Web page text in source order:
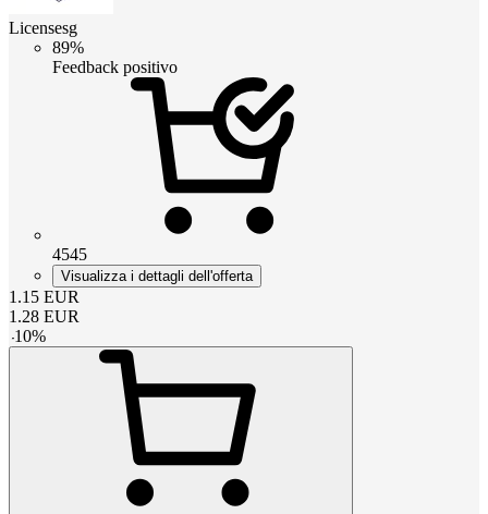
Licensesg
89%
Feedback positivo
4545
Visualizza i dettagli dell'offerta
1.15 EUR
1.28 EUR
-10%